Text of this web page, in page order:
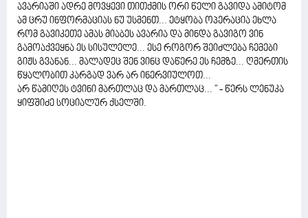
ავარიაში ადრე მოვყევი თითქმის ორი წელი გავიდა ამიტომ
ამ ცრუ ინფორმაციას ნუ უსმენთ... ეტყობა ოპერაცია ეხლა
რომ გავიკეთე ამას მიაბეს ავარია და მინდა გავიგო ვინ
გამოაქვეყნა ეს სისულელე... ესე როგორ შეიძლება ჩემები
გიჟს გვანან... მალადეც შენ ვინც დაწერე ეს ჩემზე... ღმერთის
წყალობით კარგად ვარ არ ინერვიულოთ...
არ წამიღეს ტვინი მართლაც და მართლაც... " - წერს ლენუკა
ყიფშიძე სოციალურ ქსელში.